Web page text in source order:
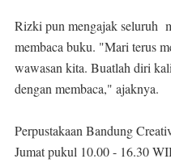
Rizki pun mengajak seluruh
membaca buku. "Mari terus
wawasan kita. Buatlah diri
dengan membaca," ajaknya.
Perpustakaan Bandung
Jumat pukul 10.00 - 16.30